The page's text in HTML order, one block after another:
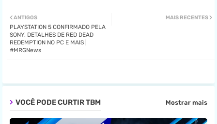
ter
MAIS RECENTES
ANTIGOS
PLAYSTATION 5 CONFIRMADO PELA
SONY, DETALHES DE RED DEAD
REDEMPTION NO PC E MAIS |
#MRGNews
VOCÊ PODE CURTIR TBM Mostrar mais